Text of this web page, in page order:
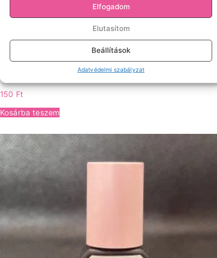
Elfogadom
Elutasítom
Beállítások
Adatvédelmi szabályzat
Francia műköröm sablon
150 Ft
Kosárba teszem